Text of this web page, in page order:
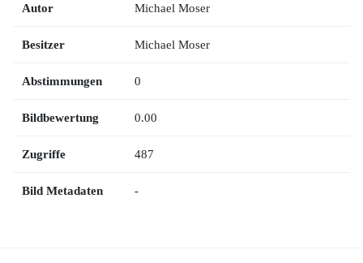
Autor Michael Moser
Besitzer Michael Moser
Abstimmungen 0
Bildbewertung 0.00
Zugriffe 487
Bild Metadaten -